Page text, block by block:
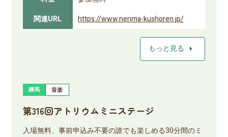
関連URL
https://www.nerima-kushoren.jp/
もっと見る arrow_right
練馬 音楽
第316回アトリウムミニステージ
入場無料、事前申込み不要の誰でも楽しめる30分間のミ